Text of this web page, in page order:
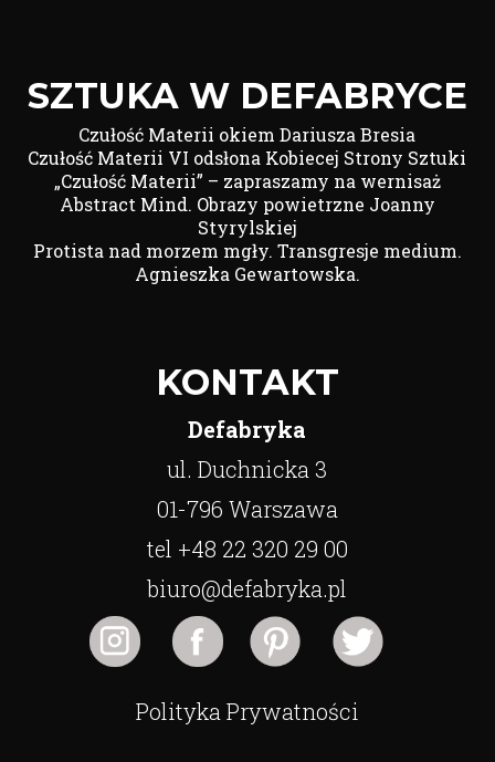
SZTUKA W DEFABRYCE
Czułość Materii okiem Dariusza Bresia
Czułość Materii VI odsłona Kobiecej Strony Sztuki
„Czułość Materii” – zapraszamy na wernisaż
Abstract Mind. Obrazy powietrzne Joanny
Styrylskiej
Protista nad morzem mgły. Transgresje medium.
Agnieszka Gewartowska.
KONTAKT
Defabryka
ul. Duchnicka 3
01-796 Warszawa
tel +48 22 320 29 00
biuro@defabryka.pl
Polityka Prywatności